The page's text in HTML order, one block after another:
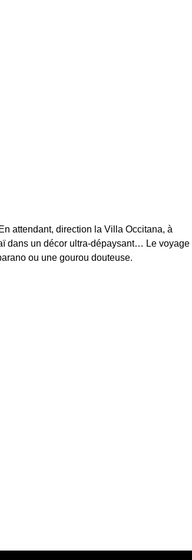
attendant, direction la Villa Occitana, à
dans un décor ultra-dépaysant… Le voyage
ou une gourou douteuse.